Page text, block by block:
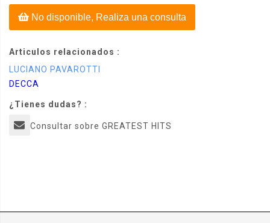
No disponible, Realiza una consulta
Articulos relacionados :
LUCIANO PAVAROTTI
DECCA
¿Tienes dudas? :
Consultar sobre GREATEST HITS